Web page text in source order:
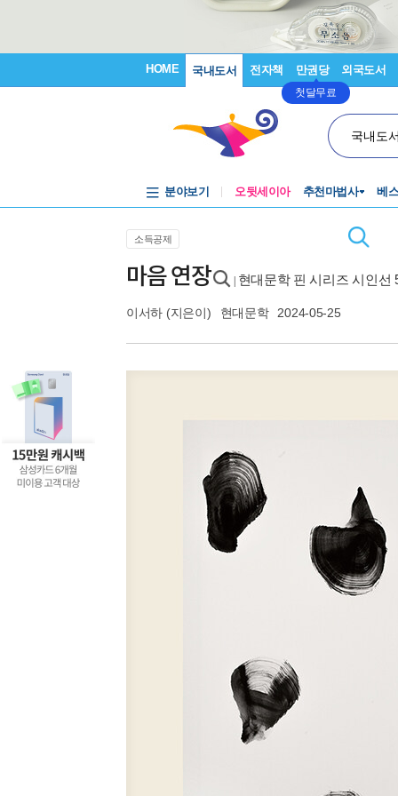
HOME 국내도서 전자책 만권당
첫달무료
외국도서
국내도
분야보기 오뒷세이아 추천마법사 베
소득공제
마음 연장 현대문학 핀 시리즈 시인선
이서하 (지은이) 현대문학 2024-05-25